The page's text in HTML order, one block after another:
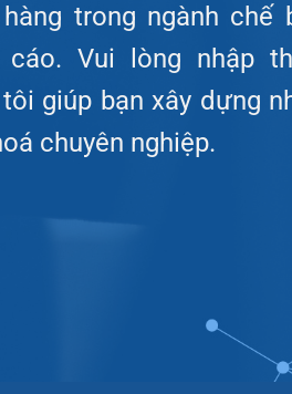
hàng trong ngành chế
cáo. Vui lòng nhập
giúp bạn xây dựng
chuyên nghiệp.